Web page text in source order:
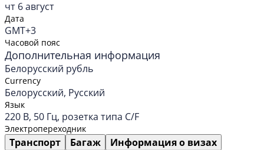
чт 6 август
Дата
GMT+3
Часовой пояс
Дополнительная информация
Белорусский рубль
Currency
Белорусский, Русский
Язык
220 В, 50 Гц, розетка типа C/F
Электропереходник
Транспорт Багаж
Информация о визах